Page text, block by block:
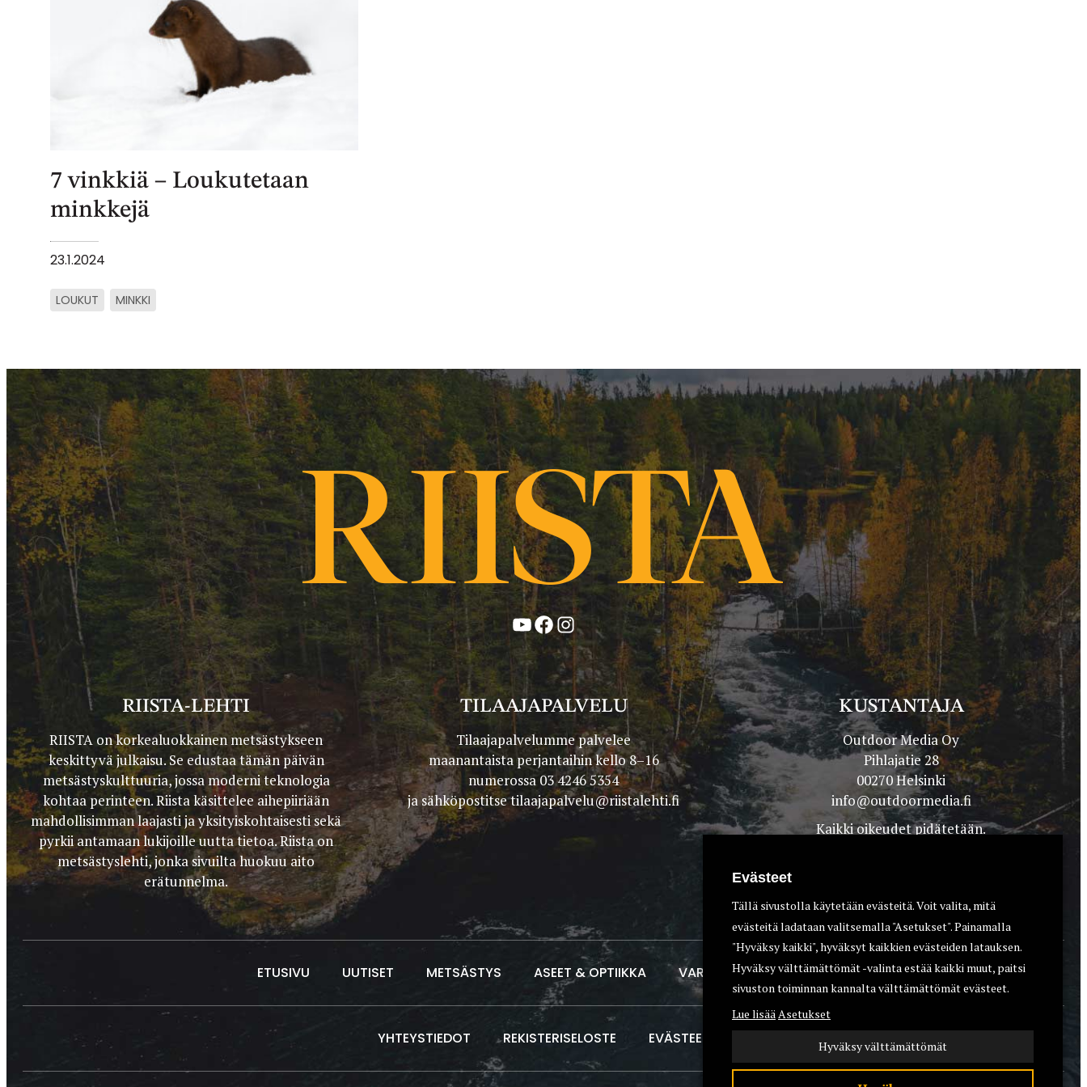
7 vinkkiä – Loukutetaan
minkkejä
23.1.2024
LOUKUT MINKKI
YouTube
Facebook
Instagram
RIISTA-LEHTI
RIISTA on korkealuokkainen metsästykseen
keskittyvä julkaisu. Se edustaa tämän päivän
metsästyskulttuuria, jossa moderni teknologia
kohtaa perinteen. Riista käsittelee aihepiiriään
mahdollisimman laajasti ja yksityiskohtaisesti sekä
pyrkii antamaan lukijoille uutta tietoa. Riista on
metsästyslehti, jonka sivuilta huokuu aito
erätunnelma.
TILAAJAPALVELU
Tilaajapalvelumme palvelee
maanantaista perjantaihin kello 8–16
numerossa 03 4246 5354
ja sähköpostitsetilaajapalvelu@riistalehti.fi
KUSTANTAJA
Outdoor Media Oy
Pihlajatie 28
00270 Helsinki
info@outdoormedia.fi
Kaikki oikeudet pidätetään.
ETUSIVU UUTISET METSÄSTYS ASEET & OPTIIKKA VARUSTEET KOIRAT
YHTEYSTIEDOT REKISTERISELOSTE EVÄSTEET
Evästeet
Tällä sivustolla käytetään evästeitä. Voit valita, mitä
evästeitä ladataan valitsemalla "Asetukset". Painamalla
"Hyväksy kaikki", hyväksyt kaikkien evästeiden latauksen.
Hyväksy välttämättömät -valinta estää kaikki muut, paitsi
sivuston toiminnan kannalta välttämättömät evästeet.
Lue lisääAsetukset
Hyväksy välttämättömät